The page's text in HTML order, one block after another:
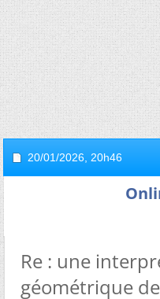
20/01/2026, 20h46
Re : une
géométrique de